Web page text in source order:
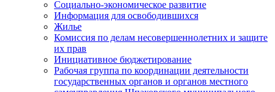
Социально-экономическое развитие
Информация для освободившихся
Жилье
Комиссия по делам несовершеннолетних и защите
их прав
Инициативное бюджетирование
Рабочая группа по координации деятельности
государственных органов и органов местного